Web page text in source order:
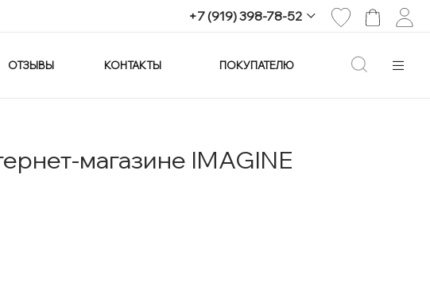
+7 (919) 398-78-52
+7 (919) 398-78-52
ОТЗЫВЫ КОНТАКТЫ ПОКУПАТЕЛЮ
магазине IMAGINE